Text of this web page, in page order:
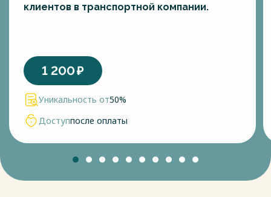
клиентов в транспортной компании.
1 200₽
Уникальность от50%
Доступпосле оплаты